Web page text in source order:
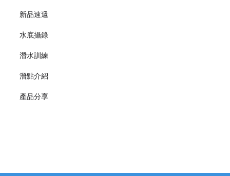
新品速遞
水底攝錄
潛水訓練
潛點介紹
產品分享